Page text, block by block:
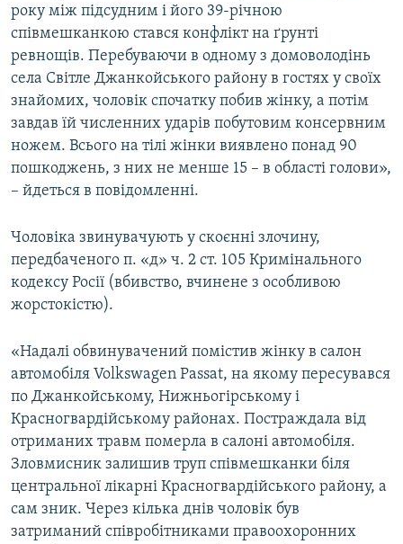
Усі сайти RFE/RL
року між підсудним і його 39-річною
співмешканкою стався конфлікт на ґрунті
ревнощів. Перебуваючи в одному з домоволодінь
села Світле Джанкойського району в гостях у своїх
знайомих, чоловік спочатку побив жінку, а потім
завдав їй численних ударів побутовим консервним
ножем. Всього на тілі жінки виявлено понад 90
пошкоджень, з них не менше 15 – в області голови»,
– йдеться в повідомленні.
Чоловіка звинувачують у скоєнні злочину,
передбаченого п. «д» ч. 2 ст. 105 Кримінального
кодексу Росії (вбивство, вчинене з особливою
жорстокістю).
«Надалі обвинувачений помістив жінку в салон
автомобіля Volkswagen Passat, на якому пересувався
по Джанкойському, Нижньогірському і
Красногвардійському районах. Постраждала від
отриманих травм померла в салоні автомобіля.
Зловмисник залишив труп співмешканки біля
центральної лікарні Красногвардійського району, а
сам зник. Через кілька днів чоловік був
затриманий співробітниками правоохоронних